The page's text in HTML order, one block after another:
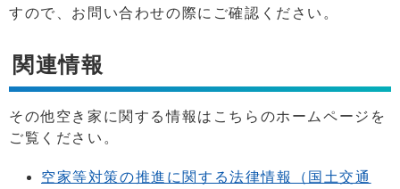
すので、お問い合わせの際にご確認ください。
関連情報
その他空き家に関する情報はこちらのホームページを
ご覧ください。
空家等対策の推進に関する法律情報（国土交通